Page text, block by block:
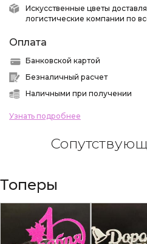
Искусственные цветы
логистические компании по
Оплата
Банковской картой
Безналичный расчет
Наличными при получении
Узнать подробнее
Топеры